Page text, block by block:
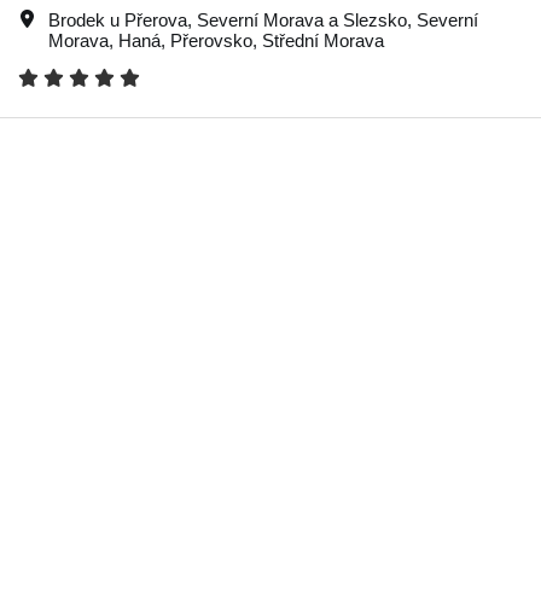
Brodek u Přerova, Severní Morava a Slezsko, Severní
Morava, Haná, Přerovsko, Střední Morava